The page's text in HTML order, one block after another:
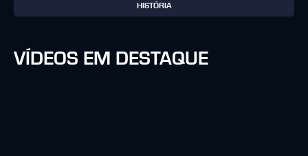
HISTÓRIA
VÍDEOS EM DESTAQUE